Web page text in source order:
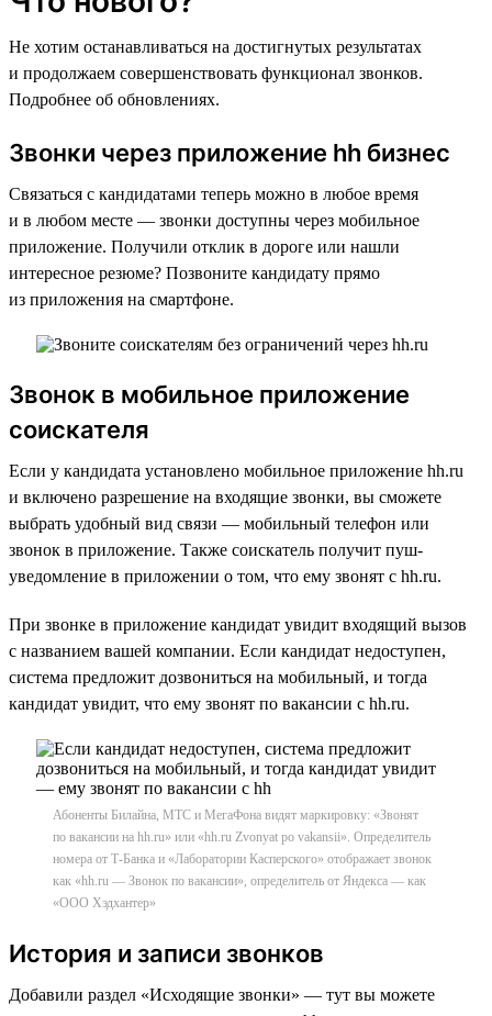
Не хотим останавливаться на достигнутых результатах
и продолжаем совершенствовать функционал звонков.
Подробнее об обновлениях.
Звонки через приложение hh бизнес
Связаться с кандидатами теперь можно в любое время
и в любом месте — звонки доступны через мобильное
приложение. Получили отклик в дороге или нашли
интересное резюме? Позвоните кандидату прямо
из приложения на смартфоне.
Звонок в мобильное приложение
соискателя
Если у кандидата установлено мобильное приложение hh.ru
и включено разрешение на входящие звонки, вы сможете
выбрать удобный вид связи — мобильный телефон или
звонок в приложение. Также соискатель получит пуш-
уведомление в приложении о том, что ему звонят с hh.ru.
При звонке в приложение кандидат увидит входящий вызов
с названием вашей компании. Если кандидат недоступен,
система предложит дозвониться на мобильный, и тогда
кандидат увидит, что ему звонят по вакансии с hh.ru.
Абоненты Билайна, МТС и МегаФона видят маркировку: «Звонят
по вакансии на hh.ru» или «hh.ru Zvonyat po vakansii». Определитель
номера от Т-Банка и «Лаборатории Касперского» отображает звонок
как «hh.ru — Звонок по вакансии», определитель от Яндекса — как
«ООО Хэдхантер»
История и записи звонков
Добавили раздел «Исходящие звонки» — тут вы можете